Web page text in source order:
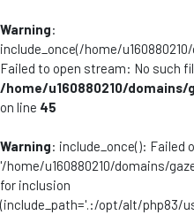
Warning:
include_once(/home/
Failed to open stream: No such
/home/u160880210/
on line 45
Warning: include_once(): Failed
'/home/u160880210/domains/
for inclusion
(include_path='.:/opt/alt/